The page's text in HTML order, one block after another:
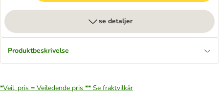
se detaljer
Produktbeskrivelse
*Veil. pris = Veiledende pris ** Se fraktvilkår